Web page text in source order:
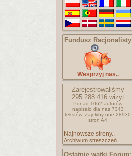
Fundusz Racjonalisty
Wesprzyj nas..
Zarejestrowaliśmy
295.288.416wizyt
Ponad 1062 autorów
napisało dla nas 7343
tekstów. Zajęłyby one 28930
stron A4
Najnowsze strony..
Archiwum streszczeń..